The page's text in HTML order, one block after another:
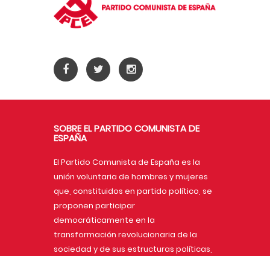
SOBRE EL PARTIDO COMUNISTA DE
ESPAÑA
El Partido Comunista de España es la
unión voluntaria de hombres y mujeres
que, constituidos en partido político, se
proponen participar
democráticamente en la
transformación revolucionaria de la
sociedad y de sus estructuras políticas,